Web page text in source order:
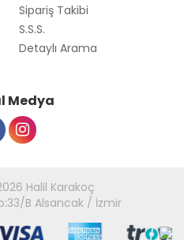
Sipariş Takibi
S.S.S.
Detaylı Arama
Medya
Halil Karakoç
B Alsancak / İzmir